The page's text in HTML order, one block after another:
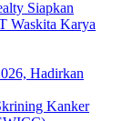
Hadirkan